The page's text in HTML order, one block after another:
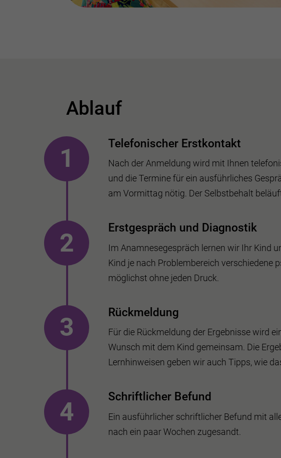
Ablauf
Telefonischer Erstkontakt
Nach der Anmeldung wird mit Ihnen
und die Termine für ein ausführliches
am Vormittag nötig. Der Selbstbehalt
Erstgespräch und Diagnostik
Im Anamnesegespräch lernen wir Ihr Kind
Kind je nach Problembereich verschiedene
möglichst ohne jeden Druck.
Rückmeldung
Für die Rückmeldung der Ergebnisse wird
Wunsch mit dem Kind gemeinsam. Die
Lernhinweisen geben wir auch Tipps, wie
Schriftlicher Befund
Ein ausführlicher schriftlicher Befund mit
nach ein paar Wochen zugesandt.